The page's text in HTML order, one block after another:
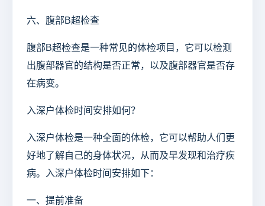
六、腹部B超检查
腹部B超检查是一种常见的体检项目，它可以检测
出腹部器官的结构是否正常，以及腹部器官是否存
在病变。
入深户体检时间安排如何？
入深户体检是一种全面的体检，它可以帮助人们更
好地了解自己的身体状况，从而及早发现和治疗疾
病。入深户体检时间安排如下：
一、提前准备